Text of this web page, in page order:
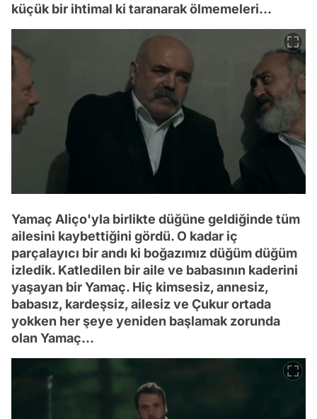
küçük bir ihtimal ki taranarak ölmemeleri...
Yamaç Aliço'yla birlikte düğüne geldiğinde tüm
ailesini kaybettiğini gördü. O kadar iç
parçalayıcı bir andı ki boğazımız düğüm düğüm
izledik. Katledilen bir aile ve babasının kaderini
yaşayan bir Yamaç. Hiç kimsesiz, annesiz,
babasız, kardeşsiz, ailesiz ve Çukur ortada
yokken her şeye yeniden başlamak zorunda
olan Yamaç...